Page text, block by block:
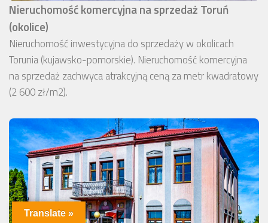
Nieruchomość komercyjna na sprzedaż Toruń
(okolice)
Nieruchomość inwestycyjna do sprzedaży w okolicach
Torunia (kujawsko-pomorskie). Nieruchomość komercyjna
na sprzedaż zachwyca atrakcyjną ceną za metr kwadratowy
(2 600 zł/m2).
Translate »